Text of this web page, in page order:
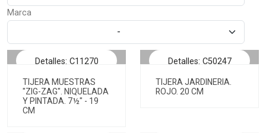
Marca
-
Detalles: C11270
TIJERA MUESTRAS
"ZIG-ZAG". NIQUELADA
Y PINTADA. 7½" - 19
CM
Detalles: C50247
TIJERA JARDINERIA.
ROJO. 20 CM